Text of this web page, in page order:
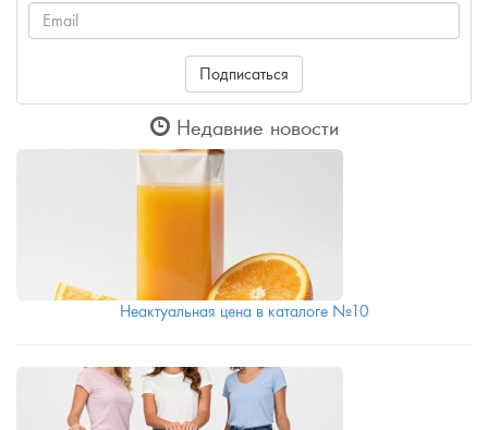
Подписаться
Недавние новости
Неактуальная цена в каталоге №10